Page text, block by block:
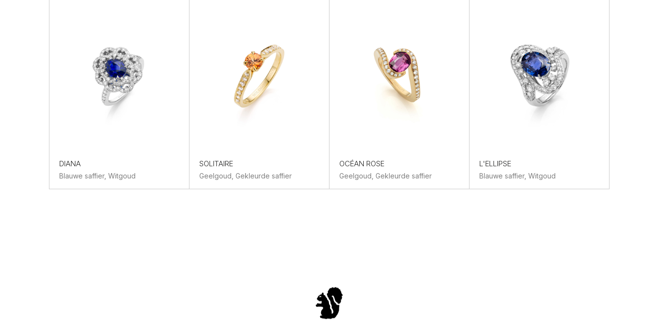
DIANA
Blauwe saffier, Witgoud
SOLITAIRE
Geelgoud, Gekleurde saffier
OCÉAN ROSE
Geelgoud, Gekleurde saffier
L'ELLIPSE
Blauwe saffier, Witgoud